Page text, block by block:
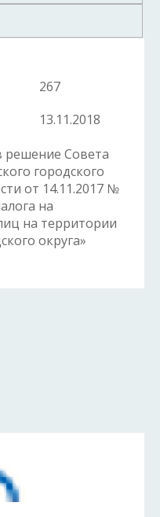
267
13.11.2018
решение Совета
городского
от 14.11.2017 №
на
на территории
округа»